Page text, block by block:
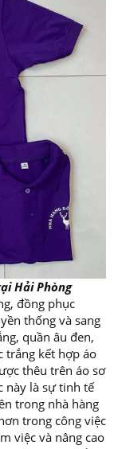
Hải Phòng
đồng phục
thống và sang
quần âu đen,
trắng kết hợp áo
thêu trên áo sơ
này là sự tinh tế
trong nhà hàng
trong công việc
việc và nâng cao